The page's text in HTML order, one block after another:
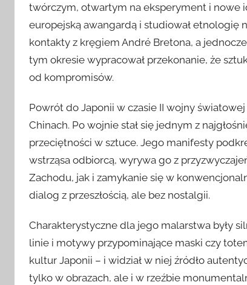
twórczym, otwartym na eksperyment i nowe
europejską awangardą i studiował etnologię
kontakty z kręgiem André Bretona, a
tym okresie wypracował przekonanie, że
od kompromisów.
Powrót do Japonii w czasie II wojny
Chinach. Po wojnie stał się jednym z
przeciętności w sztuce. Jego manifesty
wstrząsa odbiorcą, wyrywa go z
Zachodu, jak i zamykanie się w
dialog z przeszłością, ale bez nostalgii.
Charakterystyczne dla jego malarstwa były
linie i motywy przypominające maski czy
kultur Japonii – i widział w niej źródło
tylko w obrazach, ale i w rzeźbie